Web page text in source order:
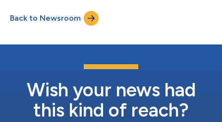
创新解决方案。 在获奖的 "教育 "类作品中，Material与INSEAD合
作提升学校的整体数字运营，提高参与度，强化品牌形象，将技术
与业务战略相结合，推动学校的发展和成功。利用最新的Drupal技
善网站的可用性。 Material高级副总裁兼营销服务和体验技术首席
力于利用前沿技术以及提供可扩展的重要综合解决方案。我们始终
致力于创造一流的个性化数字体验，推动客...
Back to Newsroom
Wish your news had
this kind of reach?